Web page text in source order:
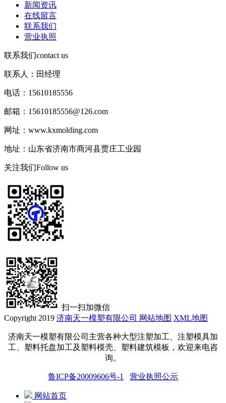
新闻资讯
在线留言
联系我们
营业执照
联系我们contact us
联系人：田经理
电话：15610185556
邮箱：15610185556@126.com
网址：www.kxmolding.com
地址：山东省济南市商河县贾庄工业园
关注我们Follow us
扫一扫加微信
Copyright 2019 济南天一模塑有限公司 网站地图 XML地图
济南天一模塑有限公司主营各种大型注塑加工、注塑模具加
工、塑料托盘加工及塑料模壳、塑料建筑模板，欢迎来电咨
询。
鲁ICP备20009606号-1 营业执照公示
网站首页